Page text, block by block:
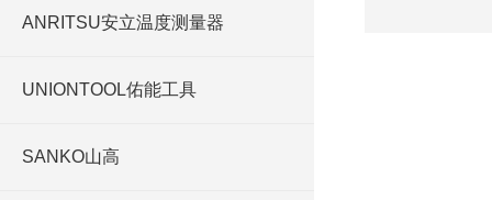
ANRITSU安立温度测量器
UNIONTOOL佑能工具
SANKO山高